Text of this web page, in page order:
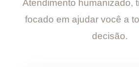
Atendimento humanizado,
focado em ajudar você a
decisão.